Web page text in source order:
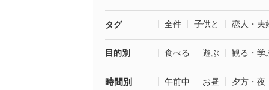
タグ 全件 子供と 恋人・夫
目的別 食べる 遊ぶ 観る・学
時間別 午前中 お昼 夕方・夜